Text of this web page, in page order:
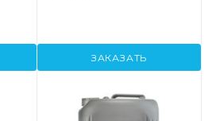
ЗАКАЗАТЬ